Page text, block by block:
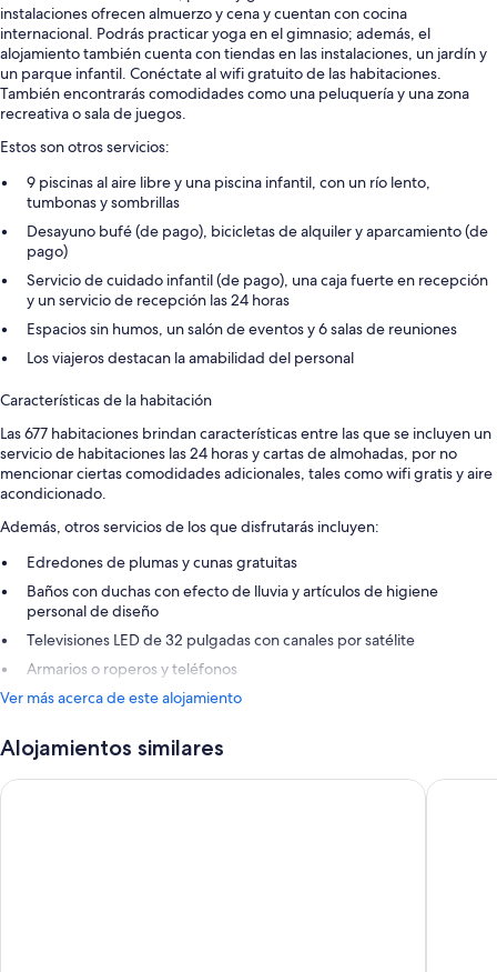
instalaciones ofrecen almuerzo y cena y cuentan con cocina
internacional. Podrás practicar yoga en el gimnasio; además, el
alojamiento también cuenta con tiendas en las instalaciones, un jardín y
un parque infantil. Conéctate al wifi gratuito de las habitaciones.
También encontrarás comodidades como una peluquería y una zona
recreativa o sala de juegos.
Estos son otros servicios:
9 piscinas al aire libre y una piscina infantil, con un río lento,
tumbonas y sombrillas
Desayuno bufé (de pago), bicicletas de alquiler y aparcamiento (de
pago)
Servicio de cuidado infantil (de pago), una caja fuerte en recepción
y un servicio de recepción las 24 horas
Espacios sin humos, un salón de eventos y 6 salas de reuniones
Los viajeros destacan la amabilidad del personal
Características de la habitación
Las 677 habitaciones brindan características entre las que se incluyen un
servicio de habitaciones las 24 horas y cartas de almohadas, por no
mencionar ciertas comodidades adicionales, tales como wifi gratis y aire
acondicionado.
Además, otros servicios de los que disfrutarás incluyen:
Edredones de plumas y cunas gratuitas
Baños con duchas con efecto de lluvia y artículos de higiene
personal de diseño
Televisiones LED de 32 pulgadas con canales por satélite
Armarios o roperos y teléfonos
Ver más acerca de este alojamiento
Alojamientos similares
Lopesan Costa Meloneras Resort & Spa